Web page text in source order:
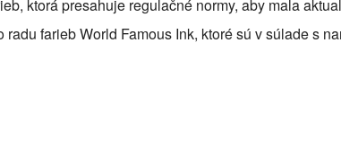
ktorá presahuje regulačné normy, aby mala
farieb World Famous Ink, ktoré sú v súlade s